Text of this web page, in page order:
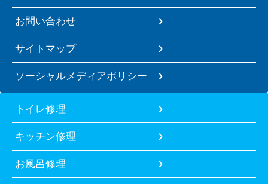
お問い合わせ
サイトマップ
ソーシャルメディアポリシー
トイレ修理
キッチン修理
お風呂修理